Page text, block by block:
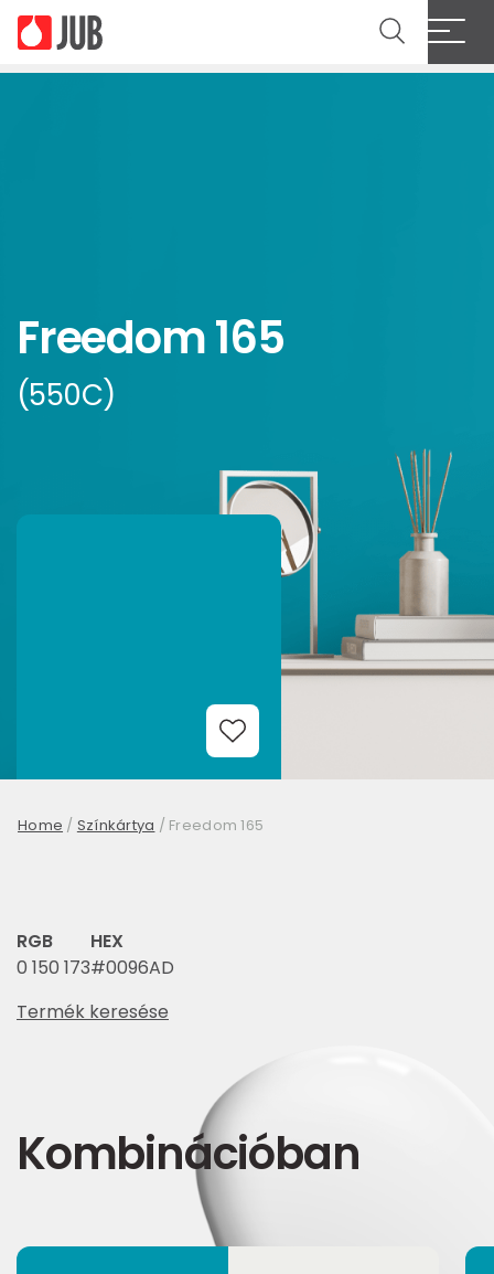
Freedom 165
(550C)
Add to Wishlist
Home / Színkártya / Freedom 165
RGB
0 150 173
HEX
#0096AD
Termék keresése
Kombinációban